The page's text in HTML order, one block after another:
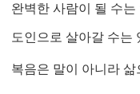
완벽한 사람이 될 수는
도인으로 살아갈 수는
복음은 말이 아니라 삶